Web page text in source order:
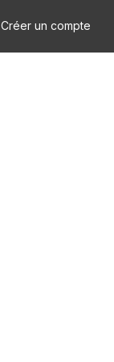
Créer un compte